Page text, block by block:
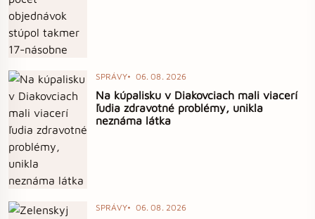
SPRÁVY 06. 08. 2026
Na kúpalisku v Diakovciach mali viacerí
ľudia zdravotné problémy, unikla
neznáma látka
SPRÁVY 06. 08. 2026